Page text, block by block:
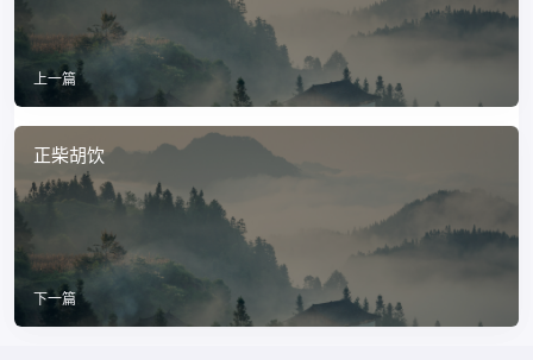
上一篇
正柴胡饮
下一篇